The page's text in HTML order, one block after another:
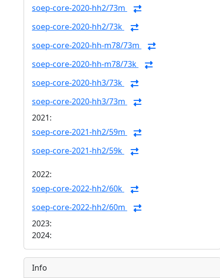
soep-core-2020-hh2/73m
soep-core-2020-hh2/73k
soep-core-2020-hh-m78/73m
soep-core-2020-hh-m78/73k
soep-core-2020-hh3/73k
soep-core-2020-hh3/73m
2021:
soep-core-2021-hh2/59m
soep-core-2021-hh2/59k
2022:
soep-core-2022-hh2/60k
soep-core-2022-hh2/60m
2023:
2024:
Info